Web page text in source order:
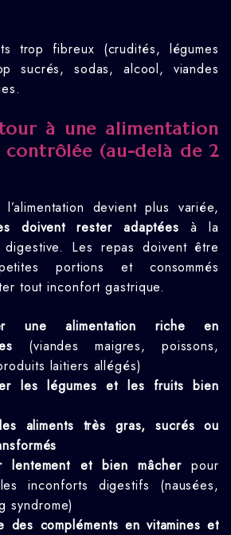
trop fibreux (crudités, légumes
sucrés, sodas, alcool, viandes
à une alimentation
(au-delà de 2
devient plus variée,
doivent rester adaptées à la
digestive. Les repas doivent être
portions et consommés
tout inconfort gastrique.
une alimentation riche en
(viandes maigres, poissons,
laitiers allégés)
les légumes et les fruits bien
aliments très gras, sucrés ou
lentement et bien mâcherpour
inconforts digestifs (nausées,
syndrome)
des compléments en vitamines et